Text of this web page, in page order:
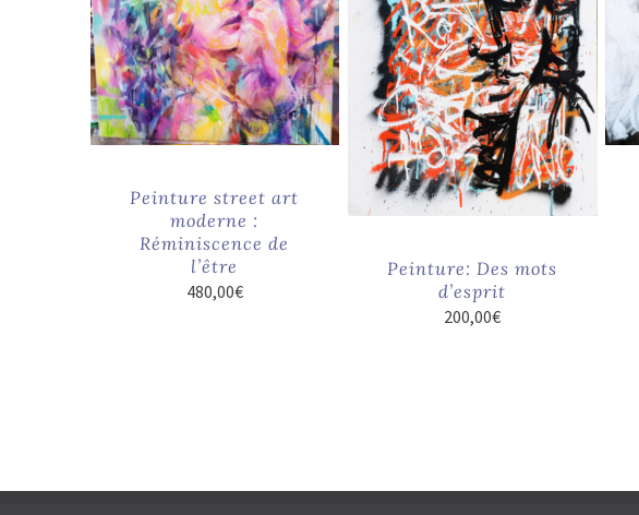
Peinture street art
moderne :
Réminiscence de
l’être
480,00€
Peinture: Des mots
d’esprit
200,00€